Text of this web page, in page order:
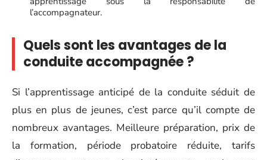
l’accompagnateur.
Quels sont les avantages de la
conduite accompagnée ?
Si l’apprentissage anticipé de la conduite séduit de
plus en plus de jeunes, c’est parce qu’il compte de
nombreux avantages. Meilleure préparation, prix de
la formation, période probatoire réduite, tarifs